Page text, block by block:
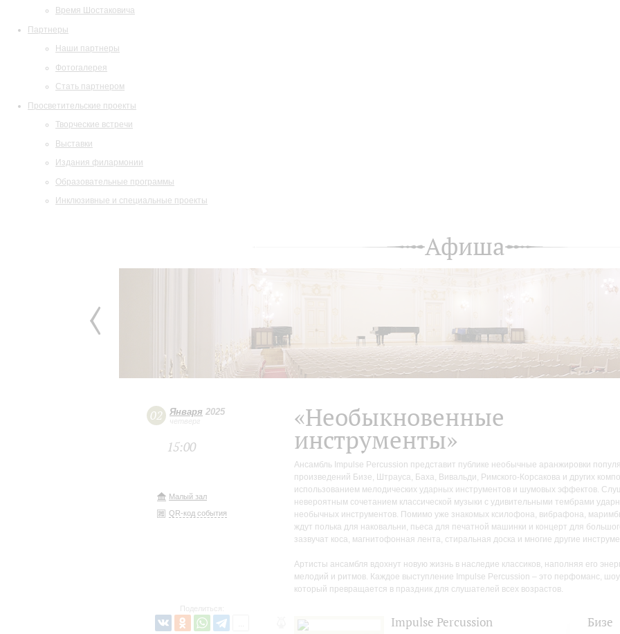
Время Шостаковича
Партнеры
Наши партнеры
Фотогалерея
Стать партнером
Просветительские проекты
Творческие встречи
Выставки
Издания филармонии
Образовательные программы
Инклюзивные и специальные проекты
Афиша
02 Января 2025
четверг
15:00
Малый зал
QR-код события
Поделиться:
«Необыкновенные
инструменты»
Ансамбль Impulse Percussion представит публике необычные аранжировки
произведений Бизе, Штрауса, Баха, Вивальди, Римского-Корсакова и других
использованием мелодических ударных инструментов и шумовых эффектов.
невероятным сочетанием классической музыки с удивительными тембрами
необычных инструментов. Помимо уже знакомых ксилофона, вибрафона,
ждут полька для наковальни, пьеса для печатной машинки и концерт для
зазвучат коса, магнитофонная лента, стиральная доска и многие другие
Артисты ансамбля вдохнут новую жизнь в наследие классиков, наполняя его
мелодий и ритмов. Каждое выступление Impulse Percussion – это перфоманс,
который превращается в праздник для слушателей всех возрастов.
Impulse Percussion Бизе